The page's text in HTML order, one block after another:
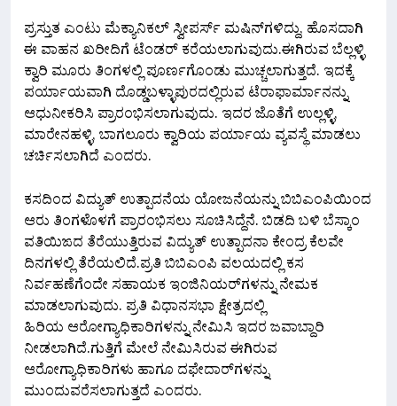
ಪ್ರಸ್ತುತ ಎಂಟು ಮೆಕ್ಯಾನಿಕಲ್ ಸ್ವೀಪರ್ಸ್‌ ಮಷಿನ್‌ಗಳಿದ್ದು, ಹೊಸದಾಗಿ
ಈ ವಾಹನ ಖರೀದಿಗೆ ಟೆಂಡರ್ ಕರೆಯಲಾಗುವುದು.ಈಗಿರುವ ಬೆಲ್ಲಳ್ಳಿ
ಕ್ವಾರಿ ಮೂರು ತಿಂಗಳಲ್ಲಿ ಪೂರ್ಣಗೊಂಡು ಮುಚ್ಚಲಾಗುತ್ತದೆ. ಇದಕ್ಕೆ
ಪರ್ಯಾಯವಾಗಿ ದೊಡ್ಡಬಳ್ಳಾಪುರದಲ್ಲಿರುವ ಟೆರಾಫಾರ್ಮಾನನ್ನು
ಆಧುನೀಕರಿಸಿ ಪ್ರಾರಂಭಿಸಲಾಗುವುದು. ಇದರ ಜೊತೆಗೆ ಉಲ್ಲಳ್ಳಿ,
ಮಾರೇನಹಳ್ಳಿ, ಬಾಗಲೂರು ಕ್ವಾರಿಯ ಪರ್ಯಾಯ ವ್ಯವಸ್ಥೆ ಮಾಡಲು
ಚರ್ಚಿಸಲಾಗಿದೆ ಎಂದರು.
ಕಸದಿಂದ ವಿದ್ಯುತ್ ಉತ್ಪಾದನೆಯ ಯೋಜನೆಯನ್ನು ಬಿಬಿಎಂಪಿಯಿಂದ‌
ಆರು ತಿಂಗಳೊಳಗೆ ಪ್ರಾರಂಭಿಸಲು ಸೂಚಿಸಿದ್ದೆನೆ. ಬಿಡದಿ ಬಳಿ ಬೆಸ್ಕಾಂ
ವತಿಯಿಙದ ತೆರೆಯುತ್ತಿರುವ ವಿದ್ಯುತ್ ಉತ್ಪಾದನಾ ಕೇಂದ್ರ ಕೆಲವೇ
ದಿನಗಳಲ್ಲಿ ತೆರೆಯಲಿದೆ.ಪ್ರತಿ ಬಿಬಿಎಂಪಿ ವಲಯದಲ್ಲಿ ಕಸ
ನಿರ್ವಹಣೆಗೆಂದೇ ಸಹಾಯಕ ಇಂಜಿನಿಯರ್‌ಗಳನ್ನು ನೇಮಕ
ಮಾಡಲಾಗುವುದು. ಪ್ರತಿ ವಿಧಾನಸಭಾ ಕ್ಷೇತ್ರದಲ್ಲಿ
ಹಿರಿಯ ಆರೋಗ್ಯಾಧಿಕಾರಿಗಳನ್ನು ನೇಮಿಸಿ‌ ಇದರ ಜವಾಬ್ದಾರಿ
ನೀಡಲಾಗಿದೆ.ಗುತ್ತಿಗೆ ಮೇಲೆ ನೇಮಿಸಿರುವ ಈಗಿರುವ
ಆರೋಗ್ಯಾಧಿಕಾರಿಗಳು ಹಾಗೂ ದಫೇದಾರ್‌ಗಳನ್ನು
ಮುಂದುವರೆಸಲಾಗುತ್ತದೆ ಎಂದರು.